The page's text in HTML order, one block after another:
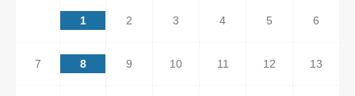
1 2 3 4 5 6
7 8 9 10 11 12 13